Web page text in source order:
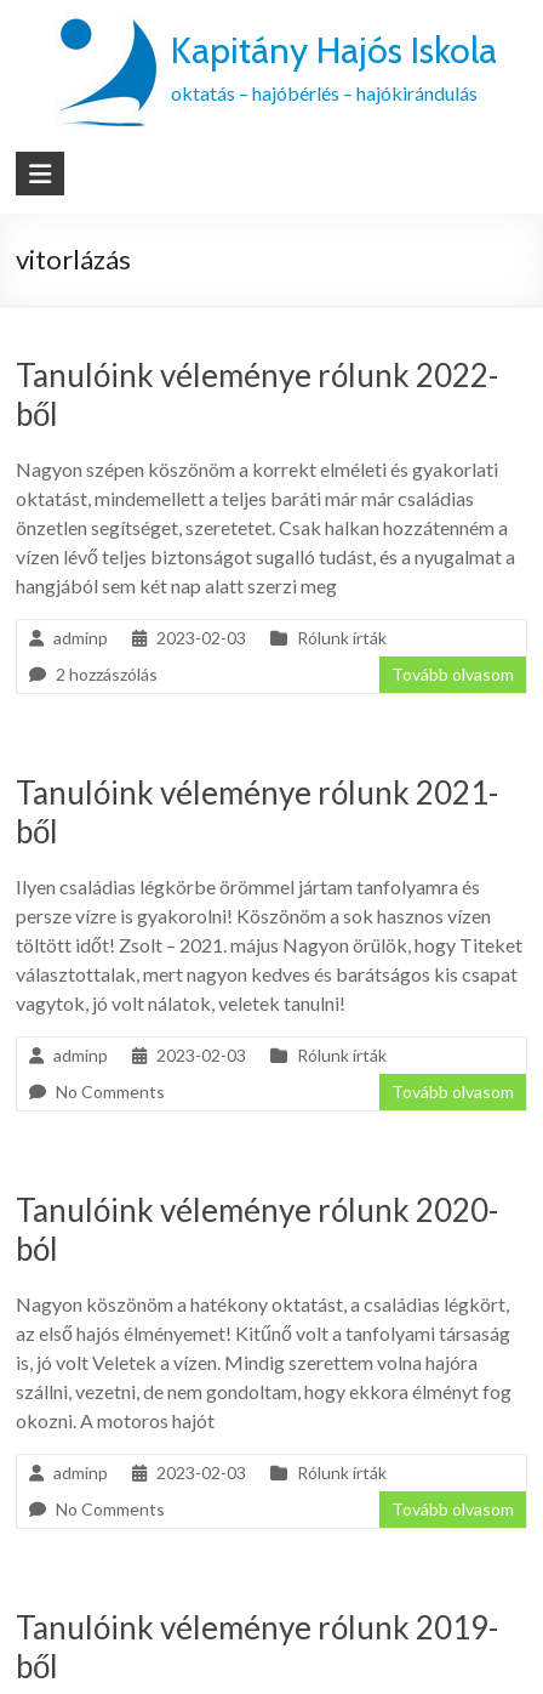
Kapitány Hajós Iskola
oktatás – hajóbérlés – hajókirándulás
vitorlázás
Tanulóink véleménye rólunk 2022-
ből
Nagyon szépen köszönöm a korrekt elméleti és gyakorlati
oktatást, mindemellett a teljes baráti már már családias
önzetlen segítséget, szeretetet. Csak halkan hozzátenném a
vízen lévő teljes biztonságot sugalló tudást, és a nyugalmat a
hangjából sem két nap alatt szerzi meg
adminp 2023-02-03
Rólunk írták
2 hozzászólás
Tovább olvasom
Tanulóink véleménye rólunk 2021-
ből
Ilyen családias légkörbe örömmel jártam tanfolyamra és
persze vízre is gyakorolni! Köszönöm a sok hasznos vízen
töltött időt! Zsolt – 2021. május Nagyon örülök, hogy Titeket
választottalak, mert nagyon kedves és barátságos kis csapat
vagytok, jó volt nálatok, veletek tanulni!
adminp 2023-02-03
Rólunk írták
No Comments
Tovább olvasom
Tanulóink véleménye rólunk 2020-
ból
Nagyon köszönöm a hatékony oktatást, a családias légkört,
az első hajós élményemet! Kitűnő volt a tanfolyami társaság
is, jó volt Veletek a vízen. Mindig szerettem volna hajóra
szállni, vezetni, de nem gondoltam, hogy ekkora élményt fog
okozni. A motoros hajót
adminp 2023-02-03
Rólunk írták
No Comments
Tovább olvasom
Tanulóink véleménye rólunk 2019-
ből